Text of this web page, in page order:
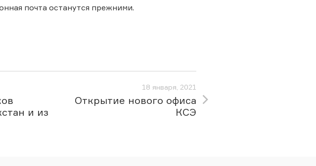
почта останутся прежними.
и из
18 января, 2021
Открытие нового офиса
КСЭ